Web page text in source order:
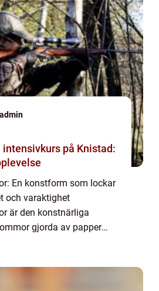
admin
på Knistad:
En konstform som lockar
och varaktighet
är den konstnärliga
gjorda av papper